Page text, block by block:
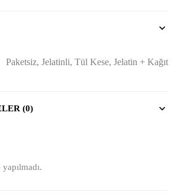
Paketsiz, Jelatinli, Tül Kese, Jelatin + Kağıt
(0)